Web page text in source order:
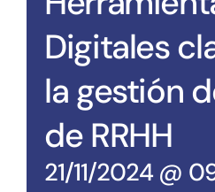
Digitales
la gestión
de RRHH
21/11/2024 @